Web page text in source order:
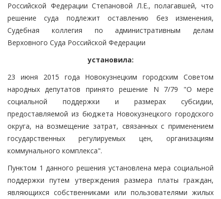
Российской Федерации Степановой Л.Е., полагавшей, что
решение суда подлежит оставлению без изменения,
Судебная коллегия по административным делам
Верховного Суда Российской Федерации
установила:
23 июня 2015 года Новокузнецким городским Советом
народных депутатов принято решение N 7/79 "О мере
социальной поддержки и размерах субсидии,
предоставляемой из бюджета Новокузнецкого городского
округа, на возмещение затрат, связанных с применением
государственных регулируемых цен, организациям
коммунального комплекса".
Пунктом 1 данного решения установлена мера социальной
поддержки путем утверждения размера платы граждан,
являющихся собственниками или пользователями жилых